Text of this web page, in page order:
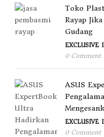
Toko
Rayap
Gudang
EXCLUSIVE
0 Comment
ASUS
EXCLUSIVE
0 Comment